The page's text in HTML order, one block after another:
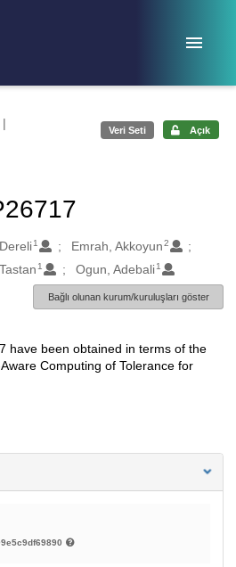
|
Veri Seti Açık
1 Emrah, Akkoyun2
1 Ogun, Adebali 1
Bağlı olunan kurum/kuruluşları göster
have been obtained in terms of the
Computing of Tolerance for